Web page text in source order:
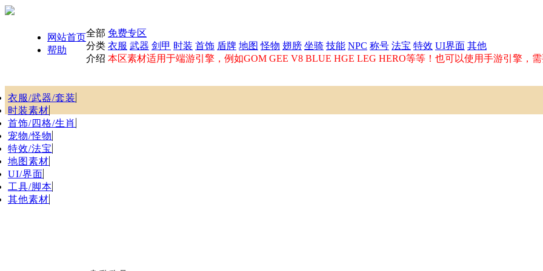
网站首页
帮助
全部 免费专区
分类 衣服 武器 剑甲 时装 首饰 盾牌 地图 怪物 翅膀 坐骑 技能 NPC 称号 法宝 特效 UI界面 其他
介绍 本区素材适用于端游引擎，例如GOM GEE V8 BLUE HGE LEG HERO等等！也可以使用手游引擎，需
衣服/武器/套装
时装素材
首饰/四格/生肖
宠物/怪物
特效/法宝
地图素材
UI/界面
工具/脚本
其他素材